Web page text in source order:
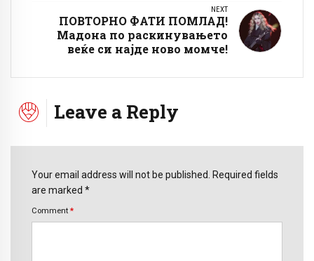
NEXT
ПОВТОРНО ФАТИ ПОМЛАД!
Мадона по раскинувањето
веќе си најде ново момче!
Leave a Reply
Your email address will not be published. Required fields
are marked *
Comment *